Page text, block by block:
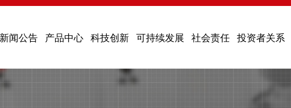
新闻公告 产品中心 科技创新 可持续发展 社会责任 投资者关系